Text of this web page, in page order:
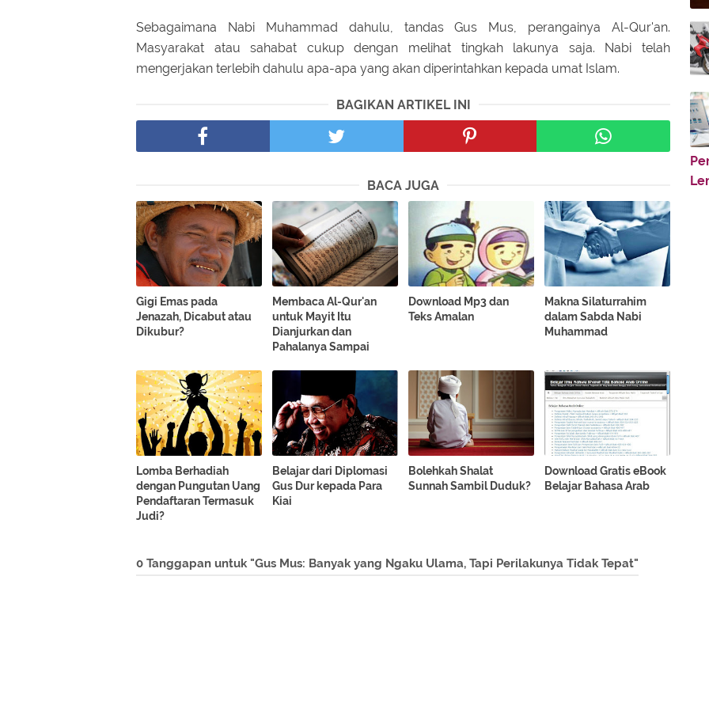
Sebagaimana Nabi Muhammad dahulu, tandas Gus Mus, perangainya Al-Qur'an.
Masyarakat atau sahabat cukup dengan melihat tingkah lakunya saja. Nabi telah
mengerjakan terlebih dahulu apa-apa yang akan diperintahkan kepada umat Islam.
BAGIKAN ARTIKEL INI
BACA JUGA
Gigi Emas pada
Jenazah, Dicabut atau
Dikubur?
Membaca Al-Qur'an
untuk Mayit Itu
Dianjurkan dan
Pahalanya Sampai
Download Mp3 dan
Teks Amalan
Makna Silaturrahim
dalam Sabda Nabi
Muhammad
Lomba Berhadiah
dengan Pungutan Uang
Pendaftaran Termasuk
Judi?
Belajar dari Diplomasi
Gus Dur kepada Para
Kiai
Bolehkah Shalat
Sunnah Sambil Duduk?
Download Gratis eBook
Belajar Bahasa Arab
0 Tanggapan untuk "Gus Mus: Banyak yang Ngaku Ulama, Tapi Perilakunya Tidak Tepat"